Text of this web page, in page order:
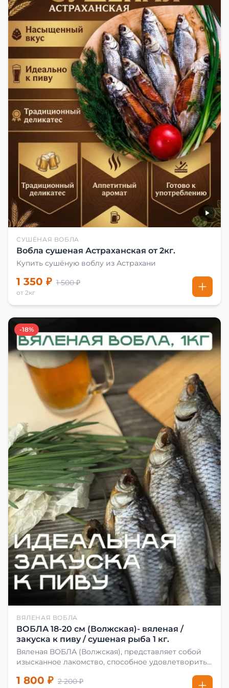
СУШЁНАЯ ВОБЛА
Вобла сушеная Астраханская от 2кг.
Купить сушёную воблу из Астрахани
1 350 ₽ 1 500 ₽
от 2кг
-18%
ВЯЛЕНАЯ ВОБЛА
ВОБЛА 18-20 см (Волжская)- вяленая /
закуска к пиву / сушеная рыба 1 кг.
Вяленая ВОБЛА (Волжская), представляет собой
изысканное лакомство, способное удовлетворить
сделать вяленую воблу, её сначала хорошо солят.
1 800 ₽ 2 200 ₽